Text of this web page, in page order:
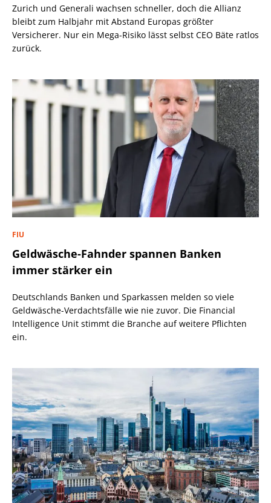
Zurich und Generali wachsen schneller, doch die Allianz
bleibt zum Halbjahr mit Abstand Europas größter
Versicherer. Nur ein Mega-Risiko lässt selbst CEO Bäte ratlos
zurück.
FIU
Geldwäsche-Fahnder spannen Banken
immer stärker ein
Deutschlands Banken und Sparkassen melden so viele
Geldwäsche-Verdachtsfälle wie nie zuvor. Die Financial
Intelligence Unit stimmt die Branche auf weitere Pflichten
ein.